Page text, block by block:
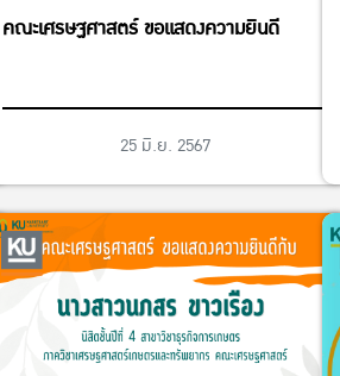
คณะเศรษฐศาสตร์ ขอแสดงความยินดี
25 มิ.ย. 2567